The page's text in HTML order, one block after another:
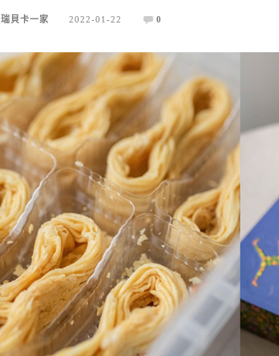
瑞貝卡一家 2022-01-22 0